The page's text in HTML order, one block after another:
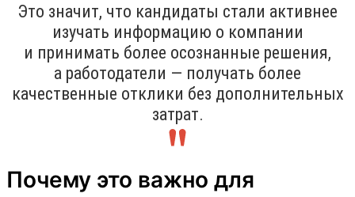
Это значит, что кандидаты стали активнее
изучать информацию о компании
и принимать более осознанные решения,
а работодатели — получать более
качественные отклики без дополнительных
затрат.
Почему это важно для